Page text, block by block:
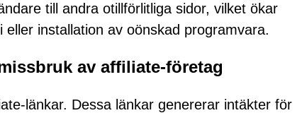
till andra otillförlitliga sidor, vilket ökar
installation av oönskad programvara.
av affiliate-företag
länkar. Dessa länkar genererar intäkter för